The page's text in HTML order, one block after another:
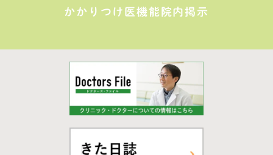
かかりつけ医機能院内掲示